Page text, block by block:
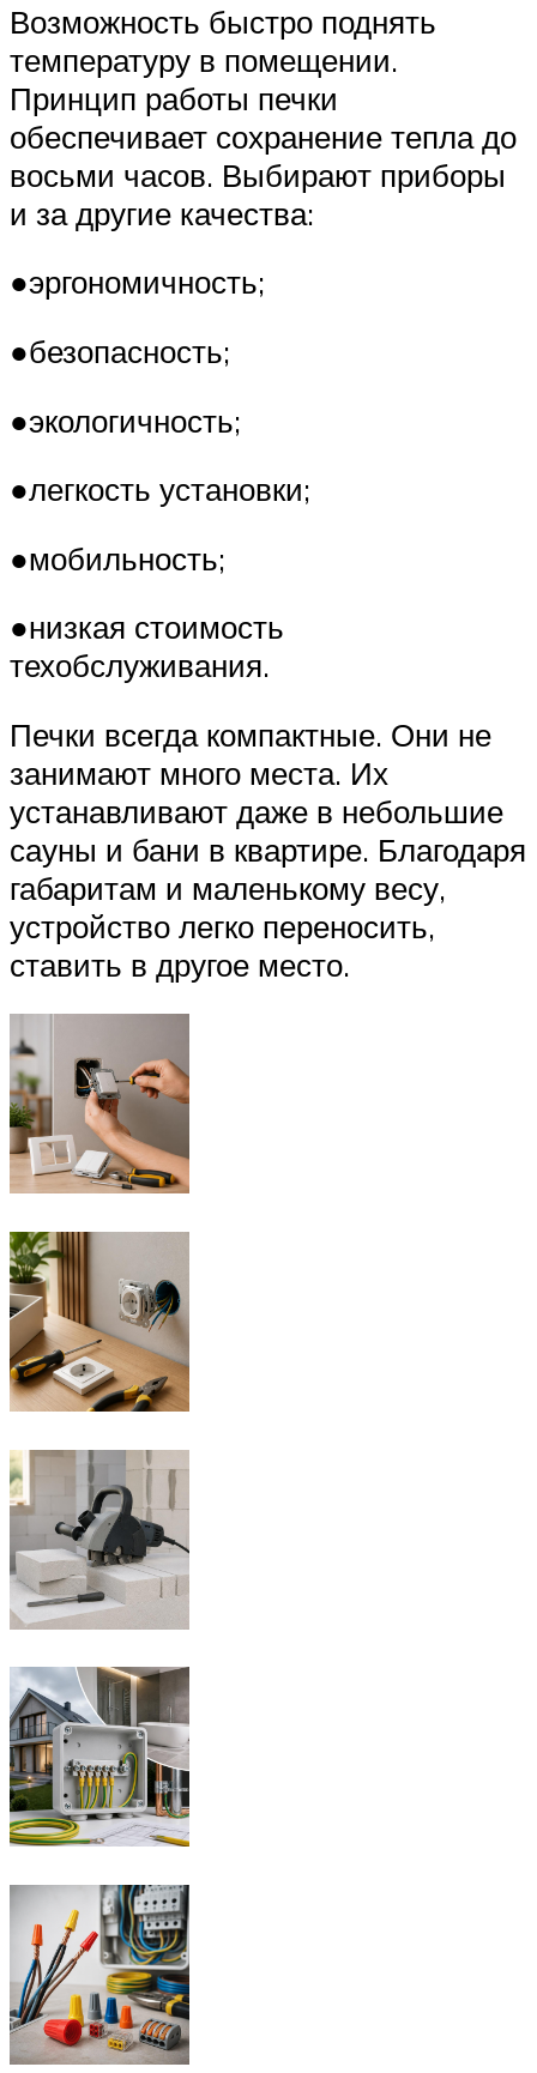
Возможность быстро поднять
температуру в помещении.
Принцип работы печки
обеспечивает сохранение тепла до
восьми часов. Выбирают приборы
и за другие качества:
●эргономичность;
●безопасность;
●экологичность;
●легкость установки;
●мобильность;
●низкая стоимость
техобслуживания.
Печки всегда компактные. Они не
занимают много места. Их
устанавливают даже в небольшие
сауны и бани в квартире. Благодаря
габаритам и маленькому весу,
устройство легко переносить,
ставить в другое место.